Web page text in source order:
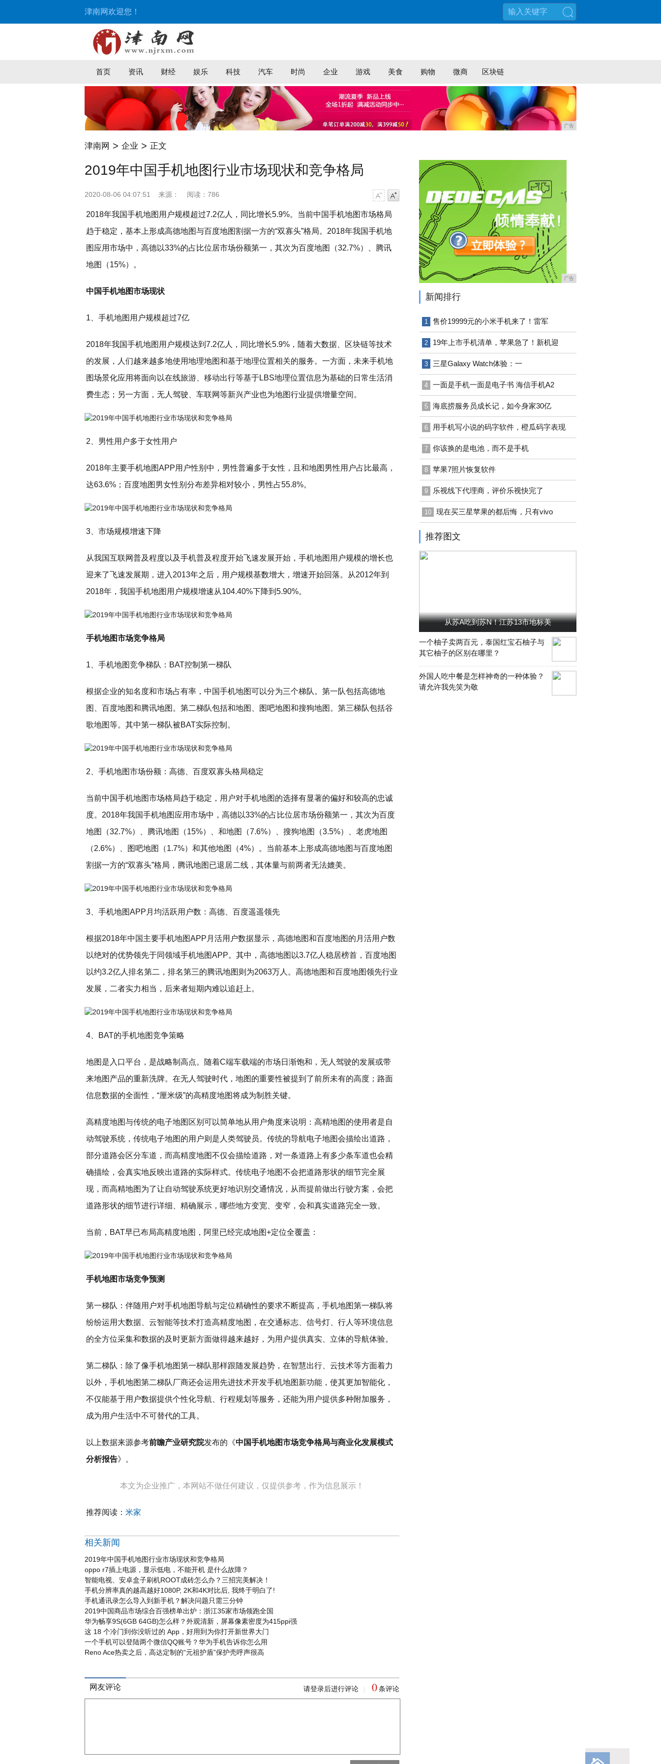
津南网欢迎您！
首页 资讯 财经 娱乐 科技 汽车 时尚 企业 游戏 美食 购物 微商 区块链
广告
津南网 > 企业 > 正文
2019年中国手机地图行业市场现状和竞争格局
2020-08-06 04:07:51 来源： 阅读：786
2018年我国手机地图用户规模超过7.2亿人，同比增长5.9%。当前中国手机地图市场格局
趋于稳定，基本上形成高德地图与百度地图割据一方的“双寡头”格局。2018年我国手机地
图应用市场中，高德以33%的占比位居市场份额第一，其次为百度地图（32.7%）、腾讯
地图（15%）。
中国手机地图市场现状
1、手机地图用户规模超过7亿
2018年我国手机地图用户规模达到7.2亿人，同比增长5.9%，随着大数据、区块链等技术
的发展，人们越来越多地使用地理地图和基于地理位置相关的服务。一方面，未来手机地
图场景化应用将面向以在线旅游、移动出行等基于LBS地理位置信息为基础的日常生活消
费生态；另一方面，无人驾驶、车联网等新兴产业也为地图行业提供增量空间。
2、男性用户多于女性用户
2018年主要手机地图APP用户性别中，男性普遍多于女性，且和地图男性用户占比最高，
达63.6%；百度地图男女性别分布差异相对较小，男性占55.8%。
3、市场规模增速下降
从我国互联网普及程度以及手机普及程度开始飞速发展开始，手机地图用户规模的增长也
迎来了飞速发展期，进入2013年之后，用户规模基数增大，增速开始回落。从2012年到
2018年，我国手机地图用户规模增速从104.40%下降到5.90%。
手机地图市场竞争格局
1、手机地图竞争梯队：BAT控制第一梯队
根据企业的知名度和市场占有率，中国手机地图可以分为三个梯队。第一队包括高德地
图、百度地图和腾讯地图。第二梯队包括和地图、图吧地图和搜狗地图。第三梯队包括谷
歌地图等。其中第一梯队被BAT实际控制。
2、手机地图市场份额：高德、百度双寡头格局稳定
当前中国手机地图市场格局趋于稳定，用户对手机地图的选择有显著的偏好和较高的忠诚
度。2018年我国手机地图应用市场中，高德以33%的占比位居市场份额第一，其次为百度
地图（32.7%）、腾讯地图（15%）、和地图（7.6%）、搜狗地图（3.5%）、老虎地图
（2.6%）、图吧地图（1.7%）和其他地图（4%）。当前基本上形成高德地图与百度地图
割据一方的“双寡头”格局，腾讯地图已退居二线，其体量与前两者无法媲美。
3、手机地图APP月均活跃用户数：高德、百度遥遥领先
根据2018年中国主要手机地图APP月活用户数据显示，高德地图和百度地图的月活用户数
以绝对的优势领先于同领域手机地图APP。其中，高德地图以3.7亿人稳居榜首，百度地图
以约3.2亿人排名第二，排名第三的腾讯地图则为2063万人。高德地图和百度地图领先行业
发展，二者实力相当，后来者短期内难以追赶上。
4、BAT的手机地图竞争策略
地图是入口平台，是战略制高点。随着C端车载端的市场日渐饱和，无人驾驶的发展或带
来地图产品的重新洗牌。在无人驾驶时代，地图的重要性被提到了前所未有的高度；路面
信息数据的全面性，“厘米级”的高精度地图将成为制胜关键。
高精度地图与传统的电子地图区别可以简单地从用户角度来说明：高精地图的使用者是自
动驾驶系统，传统电子地图的用户则是人类驾驶员。传统的导航电子地图会描绘出道路，
部分道路会区分车道，而高精度地图不仅会描绘道路，对一条道路上有多少条车道也会精
确描绘，会真实地反映出道路的实际样式。传统电子地图不会把道路形状的细节完全展
现，而高精地图为了让自动驾驶系统更好地识别交通情况，从而提前做出行驶方案，会把
道路形状的细节进行详细、精确展示，哪些地方变宽、变窄，会和真实道路完全一致。
当前，BAT早已布局高精度地图，阿里已经完成地图+定位全覆盖：
手机地图市场竞争预测
第一梯队：伴随用户对手机地图导航与定位精确性的要求不断提高，手机地图第一梯队将
纷纷运用大数据、云智能等技术打造高精度地图，在交通标志、信号灯、行人等环境信息
的全方位采集和数据的及时更新方面做得越来越好，为用户提供真实、立体的导航体验。
第二梯队：除了像手机地图第一梯队那样跟随发展趋势，在智慧出行、云技术等方面着力
以外，手机地图第二梯队厂商还会运用先进技术开发手机地图新功能，使其更加智能化，
不仅能基于用户数据提供个性化导航、行程规划等服务，还能为用户提供多种附加服务，
成为用户生活中不可替代的工具。
以上数据来源参考前瞻产业研究院发布的《中国手机地图市场竞争格局与商业化发展模式
分析报告》。
本文为企业推广，本网站不做任何建议，仅提供参考，作为信息展示！
推荐阅读： 米家
相关新闻
2019年中国手机地图行业市场现状和竞争格局
oppo r7插上电源，显示低电，不能开机 是什么故障？
智能电视、安卓盒子刷机ROOT成砖怎么办？三招完美解决！
手机分辨率真的越高越好1080P, 2K和4K对比后, 我终于明白了!
手机通讯录怎么导入到新手机？解决问题只需三分钟
2019中国商品市场综合百强榜单出炉：浙江35家市场领跑全国
华为畅享9S(6GB 64GB)怎么样？外观清新，屏幕像素密度为415ppi强
这 18 个冷门到你没听过的 App，好用到为你打开新世界大门
一个手机可以登陆两个微信QQ账号？华为手机告诉你怎么用
Reno Ace热卖之后，高达定制的“元祖护盾”保护壳呼声很高
网友评论 请登录后进行评论 0条评论
广告
新闻排行
1 售价19999元的小米手机来了！雷军
2 19年上市手机清单，苹果急了！新机迎
3 三星Galaxy Watch体验：一
4 一面是手机一面是电子书 海信手机A2
5 海底捞服务员成长记，如今身家30亿
6 用手机写小说的码字软件，橙瓜码字表现
7 你该换的是电池，而不是手机
8 苹果7照片恢复软件
9 乐视线下代理商，评价乐视快完了
10 现在买三星苹果的都后悔，只有vivo
推荐图文
从苏A吃到苏N！江苏13市地标美
一个柚子卖两百元，泰国红宝石柚子与
其它柚子的区别在哪里？
外国人吃中餐是怎样神奇的一种体验？
请允许我先笑为敬
回到首页